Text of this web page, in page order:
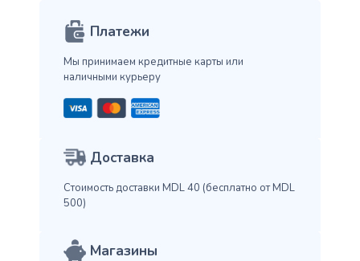
Платежи
Мы принимаем кредитные карты или
наличными курьеру
Доставка
Стоимость доставки MDL 40 (бесплатно от MDL
500)
Магазины